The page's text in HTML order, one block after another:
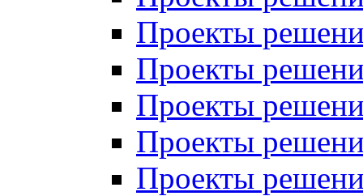
Проекты
Проекты
Проекты
Проекты
Проекты